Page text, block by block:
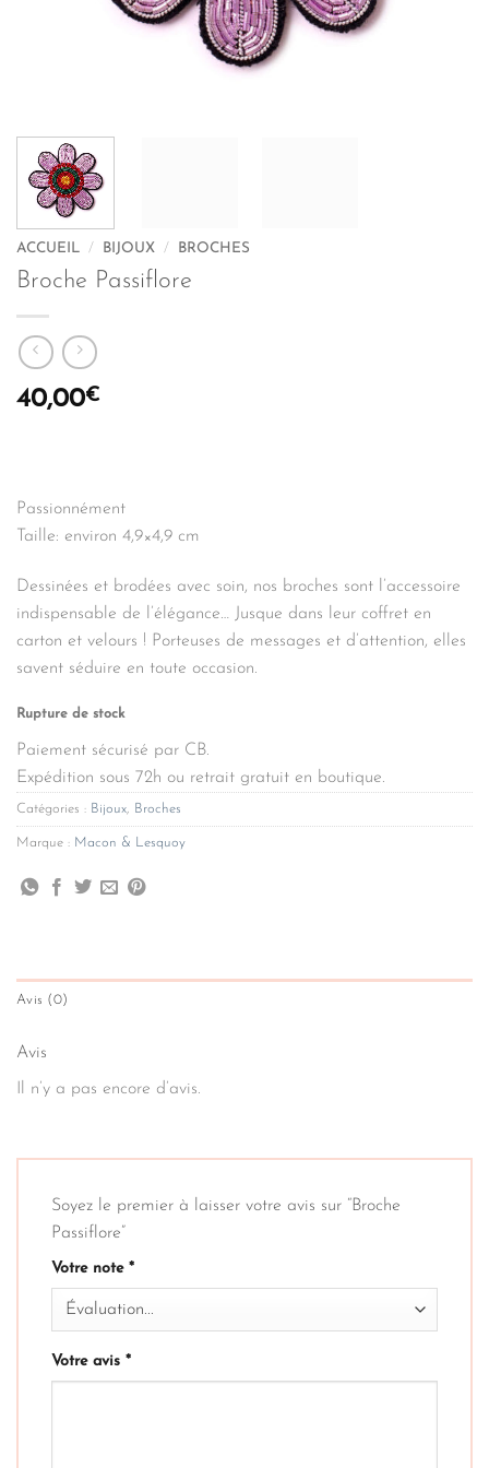
ACCUEIL / BIJOUX / BROCHES
Broche Passiflore
40,00€
Passionnément
Taille: environ 4,9×4,9 cm
Dessinées et brodées avec soin, nos broches sont l’accessoire
indispensable de l’élégance… Jusque dans leur coffret en
carton et velours ! Porteuses de messages et d’attention, elles
savent séduire en toute occasion.
Rupture de stock
Paiement sécurisé par CB.
Expédition sous 72h ou retrait gratuit en boutique.
Catégories : Bijoux, Broches
Marque : Macon & Lesquoy
Avis (0)
Avis
Il n’y a pas encore d’avis.
Soyez le premier à laisser votre avis sur “Broche
Passiflore”
Votre note *
Votre avis *